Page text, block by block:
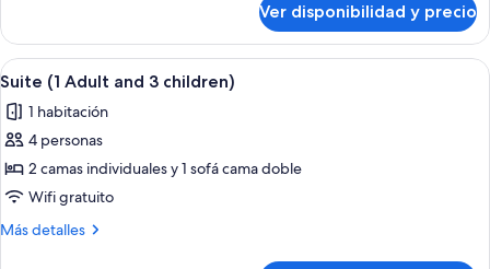
1
child)
(2
Adults
and
child)
Ver disponibilidad y precio
Ver
todas
las
fotos
de
Suite
(1
Habitación de hotel con cama, sofá,
5
Suite (1 Adult and 3 children)
1 habitación
4 personas
2 camas individuales y 1 sofá cama doble
Wifi gratuito
Más detalles
Más